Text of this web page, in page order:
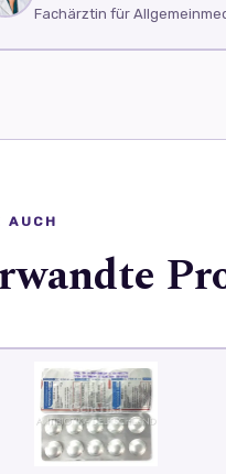
Fachärztin für
AUCH